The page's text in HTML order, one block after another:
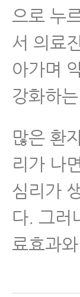
으로 누
서 의료
아가며
강화하
많은 환
리가 나
심리가
다. 그러
료효과